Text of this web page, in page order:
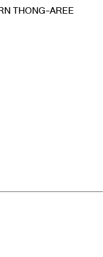
THONG-AREE